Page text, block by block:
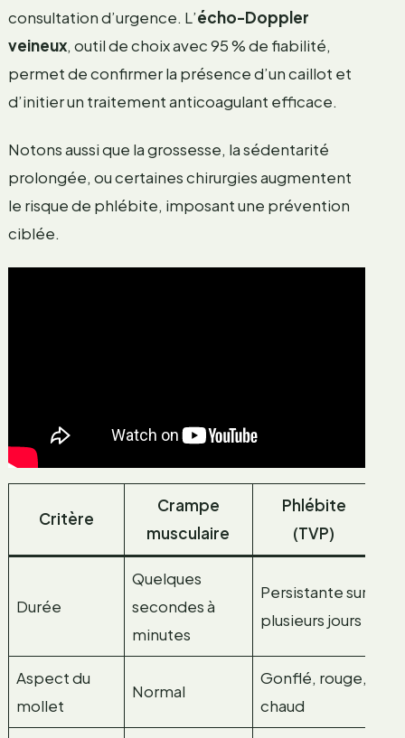
consultation d’urgence. L’écho-Doppler
veineux, outil de choix avec 95 % de fiabilité,
permet de confirmer la présence d’un caillot et
d’initier un traitement anticoagulant efficace.
Notons aussi que la grossesse, la sédentarité
prolongée, ou certaines chirurgies augmentent
le risque de phlébite, imposant une prévention
ciblée.
Critère
Crampe
musculaire
Phlébite
(TVP)
Durée
Quelques
secondes à
minutes
Persistante sur
plusieurs jours
Aspect du
mollet
Normal
Gonflé, rouge,
chaud